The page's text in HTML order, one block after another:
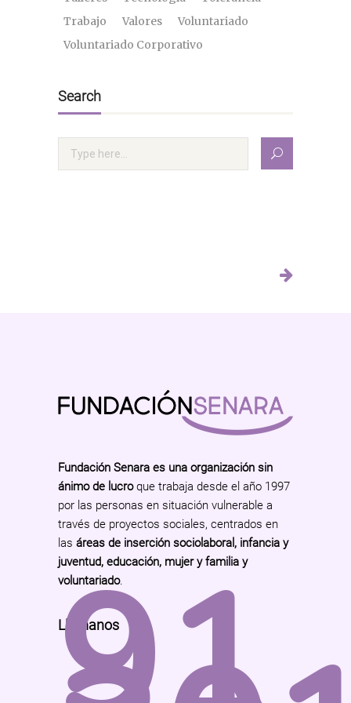
Trabajo
Valores
Voluntariado
Voluntariado Corporativo
Search
Fundación Senara es una organización sin
ánimo de lucroque trabaja desde el año 1997
por las personas en situación vulnerable a
través de proyectos sociales, centrados en
las áreas de inserción sociolaboral, infancia y
juventud, educación, mujer y familia y
voluntariado.
Llámanos